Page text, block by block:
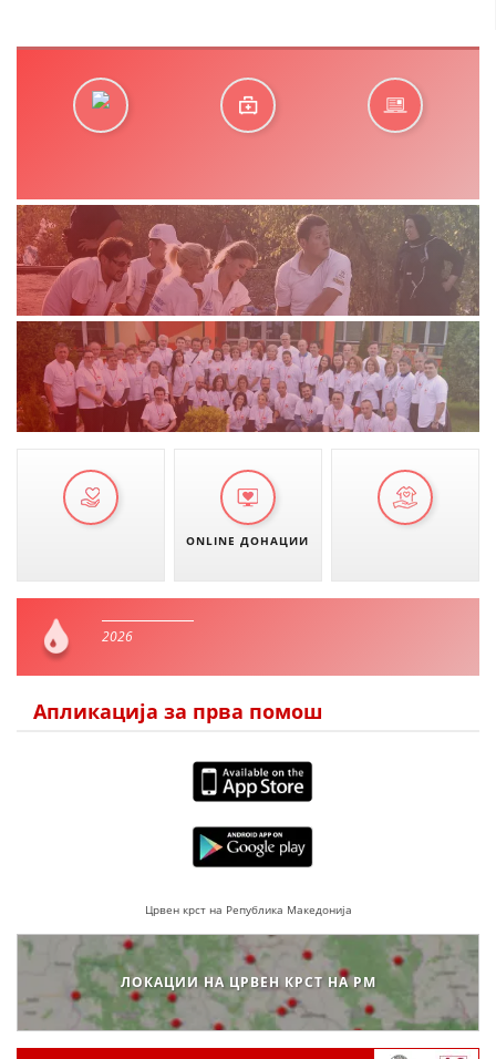
ONLINE ДОНАЦИИ
2026
Апликација за прва помош
Црвен крст на Република Македонија
ЛОКАЦИИ НА ЦРВЕН КРСТ НА РМ